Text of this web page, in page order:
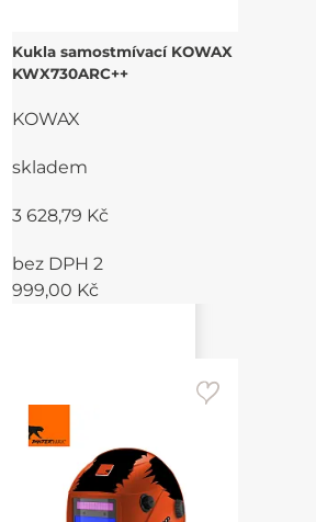
Kukla samostmívací KOWAX
KWX730ARC++
KOWAX
skladem
3 628,79 Kč
bez DPH 2
999,00 Kč